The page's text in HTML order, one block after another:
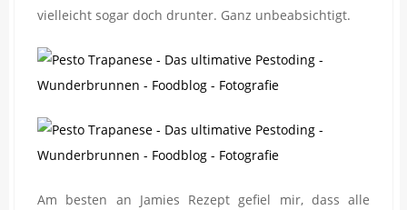
vielleicht sogar doch drunter. Ganz unbeabsichtigt.
Am besten an Jamies Rezept gefiel mir, dass alle